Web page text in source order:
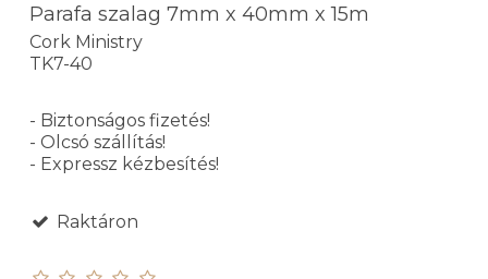
Parafa szalag 7mm x 40mm x 15m
Cork Ministry
TK7-40
- Biztonságos fizetés!
- Olcsó szállítás!
- Expressz kézbesítés!
Raktáron